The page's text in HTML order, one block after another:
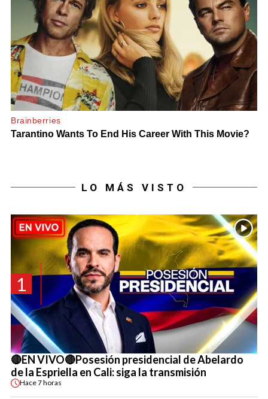
LO MÁS VISTO
1
🔴EN VIVO🔴Posesión presidencial de Abelardo
de la Espriella en Cali: siga la transmisión
Hace7 horas